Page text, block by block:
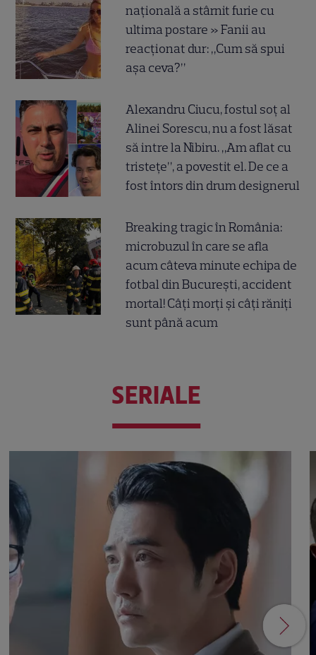
națională a stârnit furie cu
ultima postare » Fanii au
reacționat dur: „Cum să spui
așa ceva?”
Alexandru Ciucu, fostul soț al
Alinei Sorescu, nu a fost lăsat
să intre la Nibiru. „Am aflat cu
tristețe”, a povestit el. De ce a
fost întors din drum designerul
Breaking tragic în România:
microbuzul în care se afla
acum câteva minute echipa de
fotbal din București, accident
mortal! Câți morți și câți răniți
sunt până acum
SERIALE